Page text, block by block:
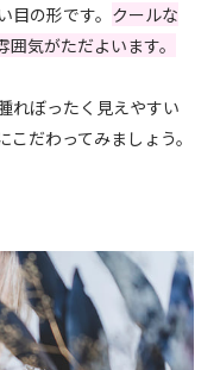
の形です。 クールな
気がただよいます。
れぼったく見えやすい
だわってみましょう。